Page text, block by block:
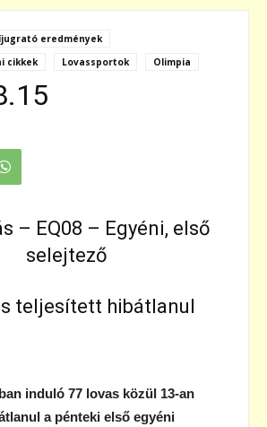
eredmények
cikkek
Lovassportok Olimpia
– EQ08 – Egyéni, első
selejtező
teljesített hibátlanul
induló 77 lovas közül 13-an
a pénteki első egyéni